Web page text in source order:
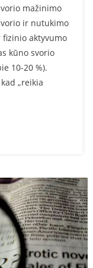
mažinimo
ir nutukimo
aktyvumo
kūno svorio
10-20 %).
„reikia